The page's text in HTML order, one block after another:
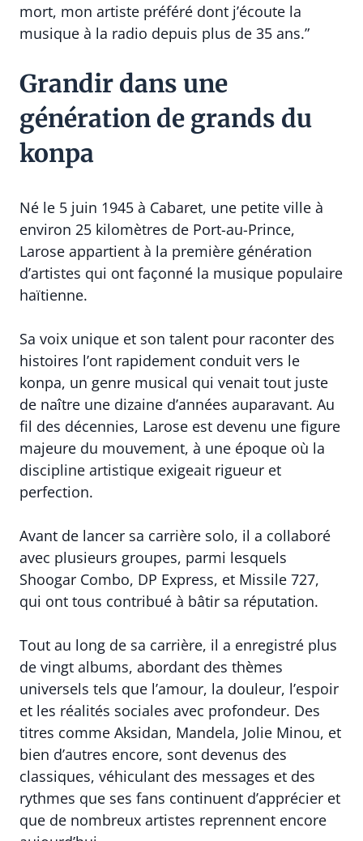
mort, mon artiste préféré dont j’écoute la
musique à la radio depuis plus de 35 ans.”
Grandir dans une
génération de grands du
konpa
Né le 5 juin 1945 à Cabaret, une petite ville à
environ 25 kilomètres de Port-au-Prince,
Larose appartient à la première génération
d’artistes qui ont façonné la musique populaire
haïtienne.
Sa voix unique et son talent pour raconter des
histoires l’ont rapidement conduit vers le
konpa, un genre musical qui venait tout juste
de naître une dizaine d’années auparavant. Au
fil des décennies, Larose est devenu une figure
majeure du mouvement, à une époque où la
discipline artistique exigeait rigueur et
perfection.
Avant de lancer sa carrière solo, il a collaboré
avec plusieurs groupes, parmi lesquels
Shoogar Combo, DP Express, et Missile 727,
qui ont tous contribué à bâtir sa réputation.
Tout au long de sa carrière, il a enregistré plus
de vingt albums, abordant des thèmes
universels tels que l’amour, la douleur, l’espoir
et les réalités sociales avec profondeur. Des
titres comme Aksidan, Mandela, Jolie Minou, et
bien d’autres encore, sont devenus des
classiques, véhiculant des messages et des
rythmes que ses fans continuent d’apprécier et
que de nombreux artistes reprennent encore